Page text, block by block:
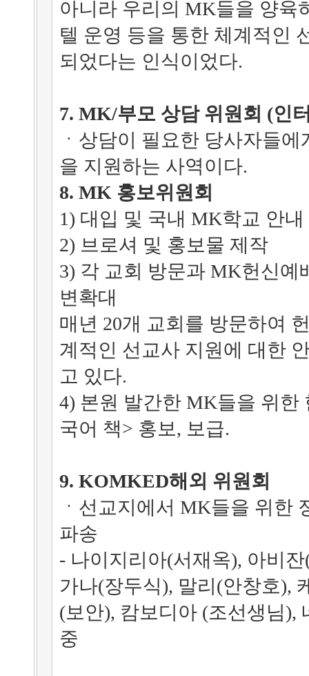
아니라 우리의 MK들을 양육
텔 운영 등을 통한 체계적인
되었다는 인식이었다.
7. MK/부모 상담 위원회 (인
ㆍ상담이 필요한 당사자들
을 지원하는 사역이다.
8. MK 홍보위원회
1) 대입 및 국내 MK학교 안
2) 브로셔 및 홍보물 제작
3) 각 교회 방문과 MK헌신
변확대
매년 20개 교회를 방문하여
계적인 선교사 지원에 대한
고 있다.
4) 본원 발간한 MK들을 위한
국어 책> 홍보, 보급.
9. KOMKED해외 위원회
ㆍ선교지에서 MK들을 위한
파송
- 나이지리아(서재옥), 아비
가나(장두식), 말리(안창호),
(보안), 캄보디아 (조선생님),
중